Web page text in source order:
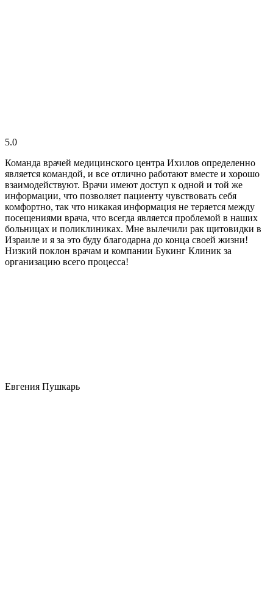
5.0
Команда врачей медицинского центра Ихилов определенно
является командой, и все отлично работают вместе и хорошо
взаимодействуют. Врачи имеют доступ к одной и той же
информации, что позволяет пациенту чувствовать себя
комфортно, так что никакая информация не теряется между
посещениями врача, что всегда является проблемой в наших
больницах и поликлиниках. Мне вылечили рак щитовидки в
Израиле и я за это буду благодарна до конца своей жизни!
Низкий поклон врачам и компании Букинг Клиник за
организацию всего процесса!
Евгения Пушкарь